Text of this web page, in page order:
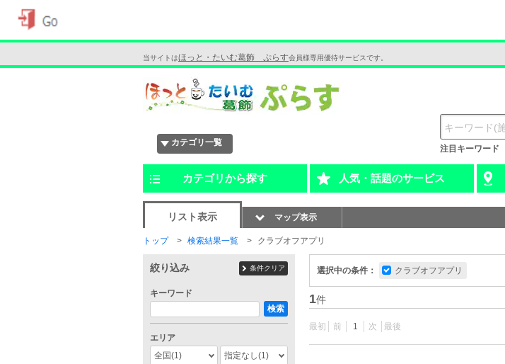
当サイトはほっと・たいむ葛飾 ぷらす会員様専用優待サービスです。
カテゴリ一覧
注目キーワード
カテゴリから探す 人気・話題のサービス
リスト表示 マップ表示
トップ 検索結果一覧 クラブオフアプリ
選択中の条件： クラブオフアプリ
1件
最初 前 1 次 最後
絞り込み 条件クリア
キーワード
検索
エリア
全国(1) 指定なし(1)